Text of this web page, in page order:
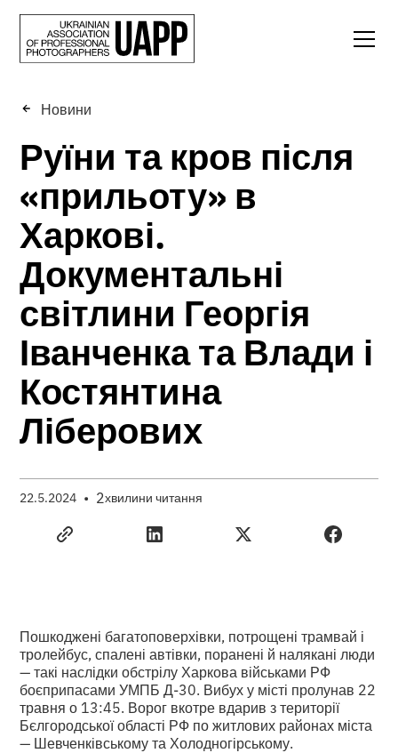
Новини
Руїни та кров після
«прильоту» в
Харкові.
Документальні
світлини Георгія
Іванченка та Влади і
Костянтина
Ліберових
22.5.2024 • 2хвилини читання
Пошкоджені багатоповерхівки, потрощені трамвай і
тролейбус, спалені автівки, поранені й налякані люди
— такі наслідки обстрілу Харкова військами РФ
боєприпасами УМПБ Д-30. Вибух у місті пролунав 22
травня о 13:45. Ворог вкотре вдарив з території
Бєлгородської області РФ по житлових районах міста
— Шевченківському та Холодногірському.